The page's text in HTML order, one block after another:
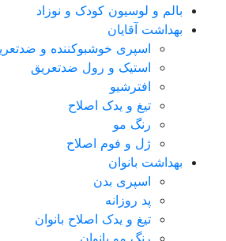
بالم و لوسیون کودک و نوزاد
بهداشت آقایان
اسپری خوشبوکننده و ضدتعریق
استیک و رول ضدتعریق
افترشیو
تیغ و یدک اصلاح
رنگ مو
ژل و فوم اصلاح
بهداشت بانوان
اسپری بدن
پد روزانه
تیغ و یدک اصلاح بانوان
رنگ مو بانوان